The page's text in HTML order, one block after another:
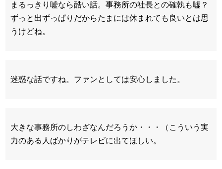
まるっきり嘘なら酷い話。事務所の社長との確執も嘘？
ずっと出ずっぱりだからたまには休まれても良いとは思
うけどね。
迷惑な話ですね。ファンとしては安心しました。
大きな事務所のしわざなんだろうか・・・（こういう実
力のある人ばかりがテレビに出てほしい。